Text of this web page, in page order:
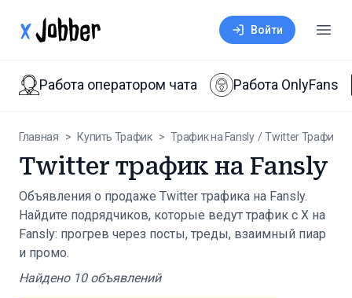
xJobber Войти
Работа оператором чата Работа OnlyFans
Главная > Купить Трафик > Трафик на Fansly / Twitter Трафик
Twitter трафик на Fansly
Объявления о продаже Twitter трафика на Fansly.
Найдите подрядчиков, которые ведут трафик с X на
Fansly: прогрев через посты, треды, взаимный пиар
и промо.
Найдено 10объявлений